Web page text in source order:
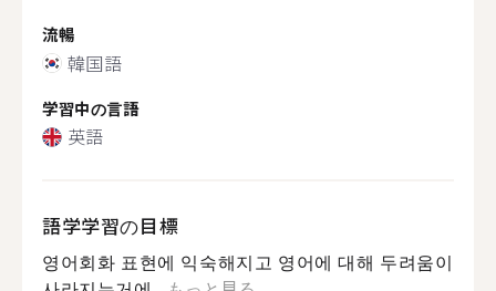
流暢
韓国語
学習中の言語
英語
語学学習の目標
영어회화 표현에 익숙해지고 영어에 대해 두려움이